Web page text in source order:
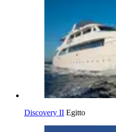
Discovery II Egitto